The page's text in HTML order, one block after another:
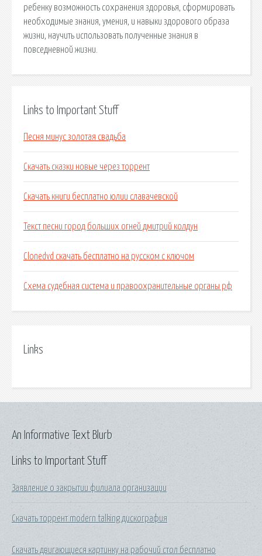
ребенку возможность сохранения здоровья, сформировать
необходимые знания, умения, и навыки здорового образа
жизни, научить использовать полученные знания в
повседневной жизни.
Links to Important Stuff
Песня минус золотая свадьба
Скачать сказки новые через торрент
Скачать книги бесплатно юлии славачевской
Текст песни город больших огней дмитрий колдун
Clonedvd скачать бесплатно на русском c ключом
Схема судебная система и правоохранительные органы рф
Links
Links to Important Stuff
Заявление о закрытии филиала организации
Скачать торрент modern talking дискография
Скачать двигающиеся картинку на рабочий стол бесплатно
An Informative Text Blurb